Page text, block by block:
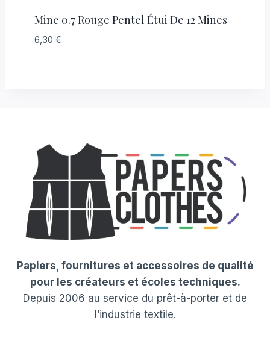
Mine 0.7 Rouge Pentel Étui De 12 Mines
6,30 €
Papiers, fournitures et accessoires de qualité
pour les créateurs et écoles techniques.
Depuis 2006 au service du prêt-à-porter et de
l’industrie textile.